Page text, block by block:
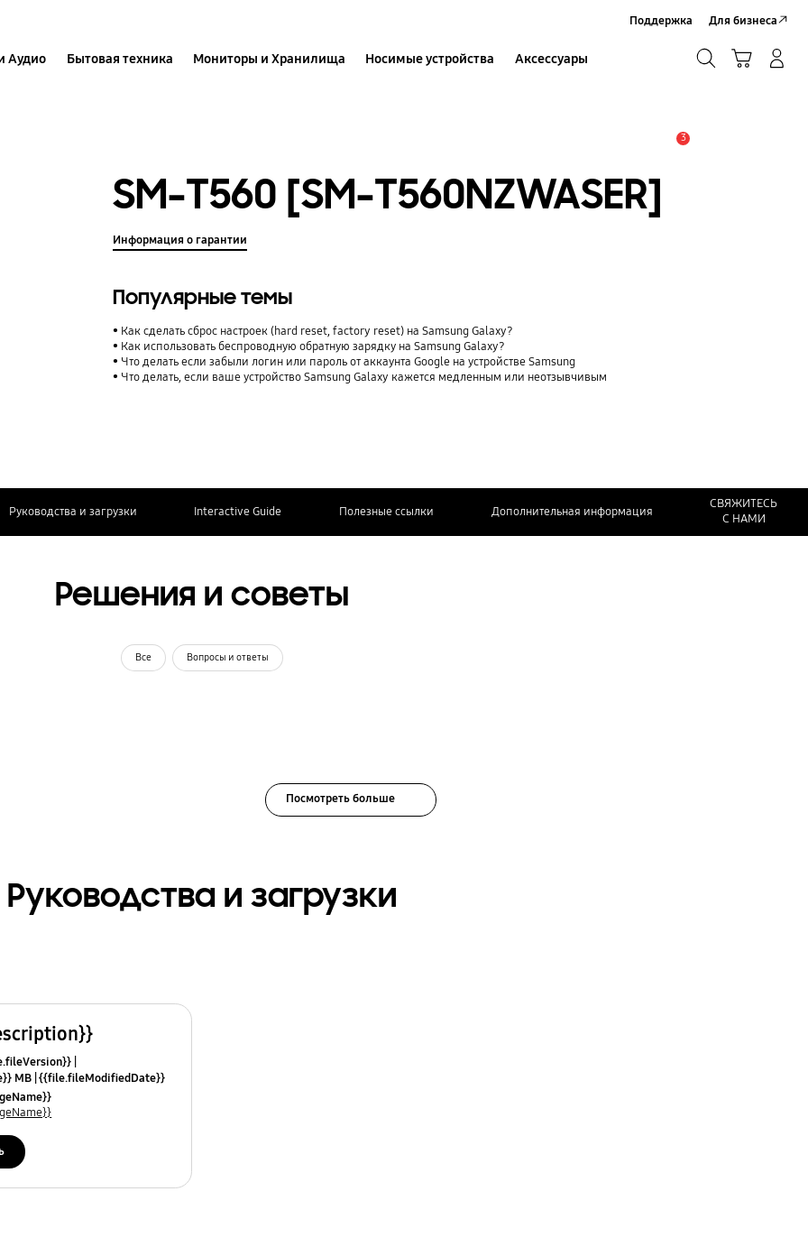
Аудио Бытовая техника Мониторы и Хранилища Носимые устройства Аксессуары
Поддержка Для бизнеса
3
SM-T560 [SM-T560NZWASER]
Информация о гарантии
Популярные темы
Как сделать сброс настроек (hard reset, factory reset) на Samsung Galaxy?
Как использовать беспроводную обратную зарядку на Samsung Galaxy?
Что делать если забыли логин или пароль от аккаунта Google на устройстве Samsung
Что делать, если ваше устройство Samsung Galaxy кажется медленным или неотзывчивым
Руководства и загрузки Interactive Guide Полезные ссылки Дополнительная информация
СВЯЖИТЕСЬ
С НАМИ
Решения и советы
Все Вопросы и ответы
Посмотреть больше
Руководства и загрузки
MB {{file.fileModifiedDate}}